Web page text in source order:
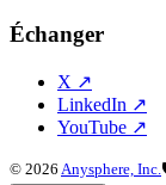
Échanger
X ↗
LinkedIn ↗
YouTube ↗
© 2026 Anysphere, Inc.